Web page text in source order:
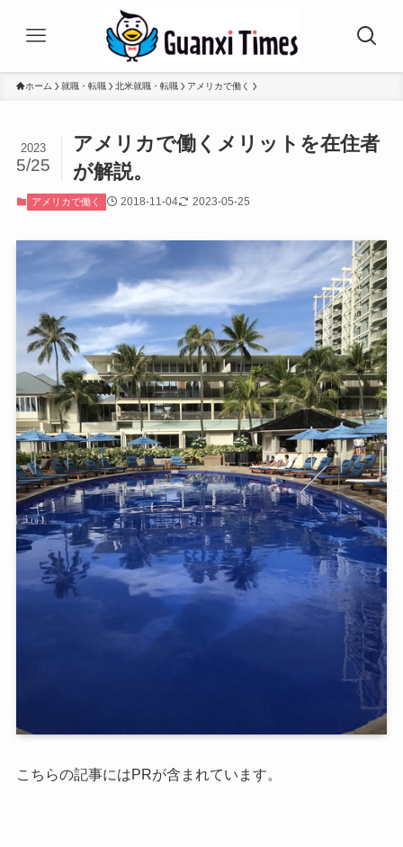
ホーム 就職・転職 北米就職・転職 アメリカで働く
アメリカで働くメリットを在住者
が解説。
2023
5/25
アメリカで働く 2018-11-04 2023-05-25
こちらの記事にはPRが含まれています。